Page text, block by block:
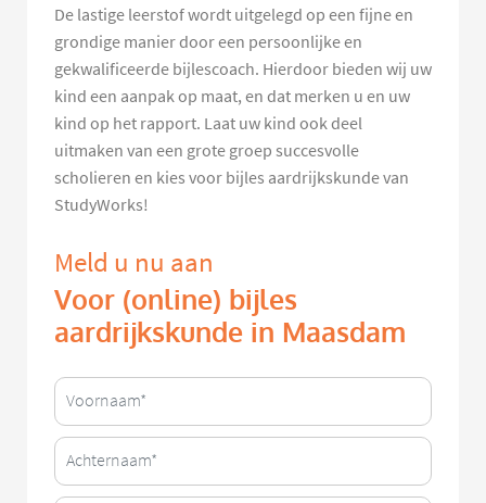
De lastige leerstof wordt uitgelegd op een fijne en
grondige manier door een persoonlijke en
gekwalificeerde bijlescoach. Hierdoor bieden wij uw
kind een aanpak op maat, en dat merken u en uw
kind op het rapport. Laat uw kind ook deel
uitmaken van een grote groep succesvolle
scholieren en kies voor bijles aardrijkskunde van
StudyWorks!
Meld u nu aan
Voor (online) bijles
aardrijkskunde in Maasdam